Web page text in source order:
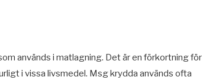
används i matlagning. Det är en förkortning för
i vissa livsmedel. Msg krydda används ofta